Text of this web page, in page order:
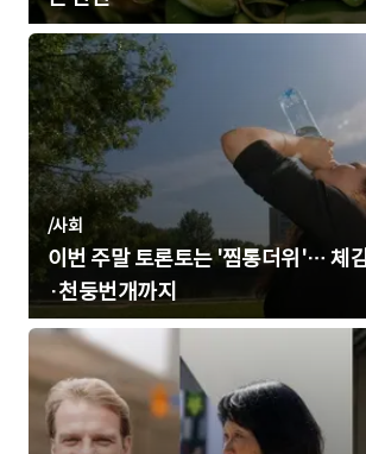
/사회
이번 주말 토론토는 '찜통더위'… 체
·천둥번개까지